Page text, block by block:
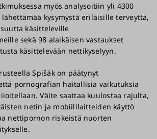
myös analysoitiin yli 4300
kysymystä erilaisille terveyttä,
käsitteleville
sekä 98 alaikäisen vastaukset
käsittelevään nettikyselyyn.
Spišák on päätynyt
pornografian haitallisia vaikutuksia
Väite saattaa kuulostaa rajulta,
netin ja mobiililaitteiden käyttö
nettipornon riskeistä nuorten